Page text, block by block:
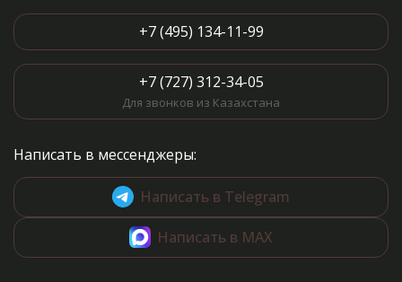
+7 (495) 134-11-99
+7 (727) 312-34-05
Для звонков из Казахстана
Написать в мессенджеры:
Написать в Telegram
Написать в MAX